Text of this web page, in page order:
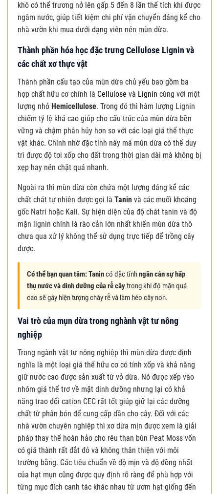
khô có thể trương nở lên gấp 5 đến 8 lần thể tích khi được
ngâm nước, giúp tiết kiệm chi phí vận chuyển đáng kể cho
nhà vườn khi mua dưới dạng viên nén mùn dừa.
Thành phần hóa học đặc trưng Cellulose Lignin và
các chất xơ thực vật
Thành phần cấu tạo của mùn dừa chủ yếu bao gồm ba
hợp chất hữu cơ chính là Cellulose và Lignin cùng với một
lượng nhỏ Hemicellulose. Trong đó thì hàm lượng Lignin
chiếm tỷ lệ khá cao giúp cho cấu trúc của mùn dừa bền
vững và chậm phân hủy hơn so với các loại giá thể thực
vật khác. Chính nhờ đặc tính này mà mùn dừa có thể duy
trì được độ tơi xốp cho đất trong thời gian dài mà không bị
xẹp hay nén chặt quá nhanh.
Ngoài ra thì mùn dừa còn chứa một lượng đáng kể các
chất chát tự nhiên được gọi là Tanin và các muối khoáng
gốc Natri hoặc Kali. Sự hiện diện của độ chát tanin và độ
mặn lignin chính là rào cản lớn nhất khiến mùn dừa thô
chưa qua xử lý không thể sử dụng trực tiếp để trồng cây
được.
Có thể bạn quan tâm:Tanincó đặc tínhngăn cản sự hấp
thụ nướcvà dinh dưỡng của rễ câytrong khi độ mặn quá
cao sẽ gây hiện tượng cháy rễ và làm héo cây non.
Vai trò của mụn dừa trong nghành vật tư nông
nghiệp
Trong ngành vật tư nông nghiệp thì mùn dừa được định
nghĩa là một loại giá thể hữu cơ có tính xốp và khả năng
giữ nước cao được sản xuất từ vỏ dừa. Nó được xếp vào
nhóm giá thể trơ về mặt dinh dưỡng nhưng lại có khả
năng trao đổi cation CEC rất tốt giúp giữ lại các dưỡng
chất từ phân bón để cung cấp dần cho cây. Đối với các
nhà vườn chuyên nghiệp thì xơ dừa mịn được xem là giải
pháp thay thế hoàn hảo cho rêu than bùn Peat Moss vốn
có giá thành rất đắt đỏ và không thân thiện với môi
trường bằng. Các tiêu chuẩn về độ mịn và độ đồng nhất
của hạt mụn cũng được quy định rõ ràng để phù hợp với
từng mục đích canh tác khác nhau từ ươm hạt giống đến